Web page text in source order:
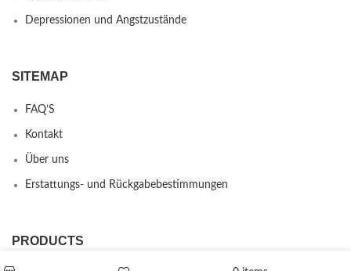
Depressionen und Angstzustände
SITEMAP
FAQ’S
Kontakt
Über uns
Erstattungs- und Rückgabebestimmungen
PRODUCTS